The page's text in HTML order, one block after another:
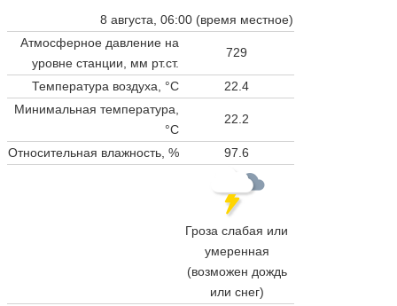
8 августа, 06:00 (время местное)
Атмосферное давление на
уровне станции, мм рт.ст.
729
Температура воздуха, °C
22.4
Минимальная температура,
°C
22.2
Относительная влажность, % 97.6
Гроза слабая или
умеренная
(возможен дождь
или снег)